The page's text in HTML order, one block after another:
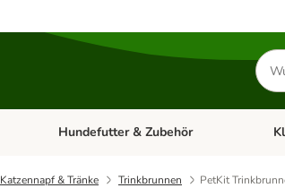
Kategorie-Menü öffnen: Katzenfutter &
Hundefutter & Zubehör
Katzennapf & Tränke Trinkbrunnen PetKit